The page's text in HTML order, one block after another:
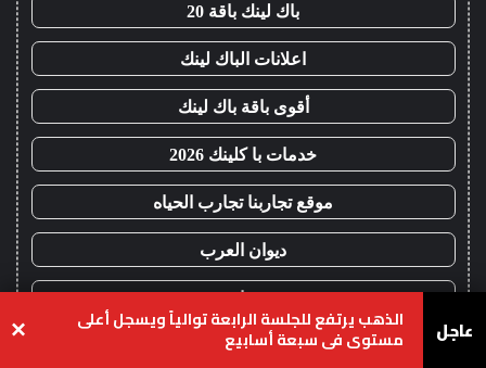
باك لينك باقة 20
اعلانات الباك لينك
أقوى باقة باك لينك
خدمات با كلينك 2026
موقع تجاربنا تجارب الحياه
ديوان العرب
مشاريع
اعلانات باك لينك
عاجل الذهب يرتفع للجلسة الرابعة توالياً ويسجل أعلى
مستوى في سبعة أسابيع ×